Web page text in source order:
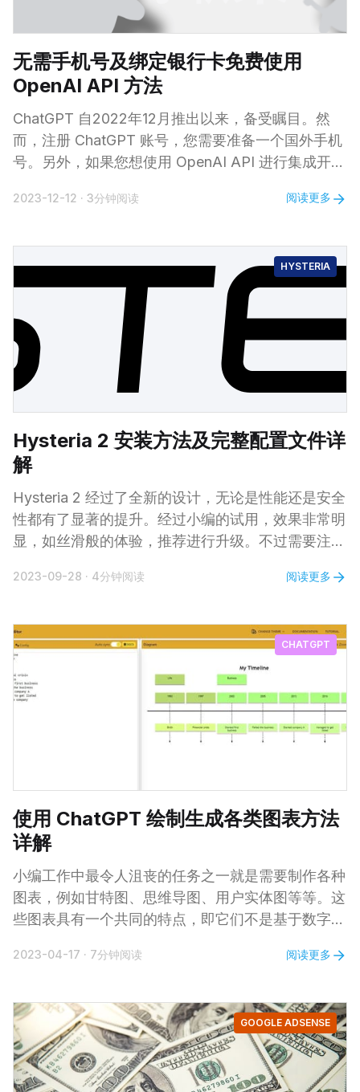
无需手机号及绑定银行卡免费使用
OpenAI API 方法
ChatGPT 自2022年12月推出以来，备受瞩目。然
而，注册 ChatGPT 账号，您需要准备一个国外手机
号。另外，如果您想使用 OpenAI API 进行集成开发
个门槛给许多关注 ChatGPT 的人士带来的烦恼。 今
起注册 OpenAI 已经不再需要验证手机号，并且，您
可以用 OpenAI 赠送的
2023-12-12 · 3分钟阅读 阅读更多
HYSTERIA
Hysteria 2 安装方法及完整配置文件详
解
Hysteria 2 经过了全新的设计，无论是性能还是安全
性都有了显著的提升。经过小编的试用，效果非常明
显，如丝滑般的体验，推荐进行升级。不过需要注
编就来说说 Hysteria 2 服务端在 Linux 上的具体安
骤二开始。 1. 删除原 Hysteria 目录相关文件 对于已
经安装有
2023-09-28 · 4分钟阅读 阅读更多
CHATGPT
使用 ChatGPT 绘制生成各类图表方法
详解
小编工作中最令人沮丧的任务之一就是需要制作各种
图表，例如甘特图、思维导图、用户实体图等等。这
些图表具有一个共同的特点，即它们不是基于数字和
生成这些图表，我们需要使用诸如 diagrams.net 等
以下问题： 1. 学习曲线：需要时间学习如何使用特
定的工具，有时不同类型的图表需要不同的工具，如
果现有工具中没有所需的新图表，则需要每次学习新
工具。 2. 不方便：在设计方面浪费了时间，即使是
2023-04-17 · 7分钟阅读 阅读更多
GOOGLE ADSENSE